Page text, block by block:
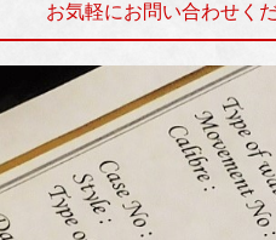
お気軽にお問い合わせくだ